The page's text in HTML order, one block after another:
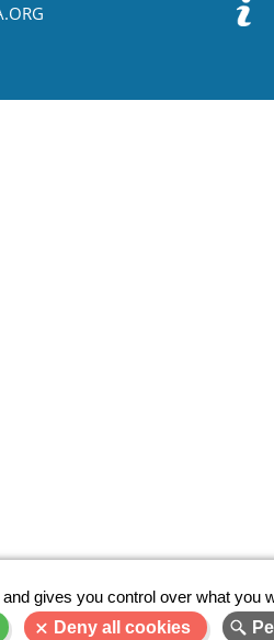
gives you control over what you
Deny all cookies